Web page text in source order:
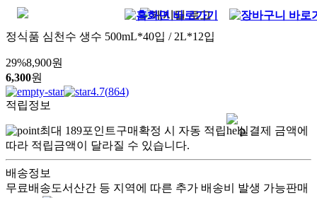
정식품 심천수 생수 500mL*40입 / 2L*12입
29%8,900원
6,300원
4.7(864)
적립정보
최대 189포인트구매확정 시 자동 적립
실결제 금액에
따라 적립금액이 달라질 수 있습니다.
배송정보
무료배송도서산간 등 지역에 따른 추가 배송비 발생 가능판매